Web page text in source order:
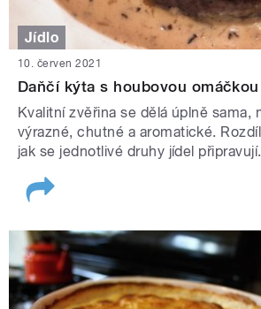
Jídlo
10. červen 2021
Daňčí kýta s houbovou omáčkou
Kvalitní zvěřina se dělá úplně sama,
výrazné, chutné a aromatické.
jak se jednotlivé druhy jídel připravují.